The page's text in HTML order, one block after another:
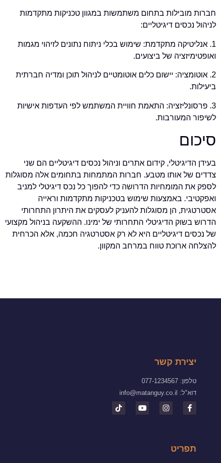
חברות מובילות בתחום משתמשות במגוון טכניקות מתקדמות
לניהול נכסים דיגיטליים:
1. אנליטיקה מתקדמת: שימוש בכלי ניתוח נתונים לזיהוי מגמות
ואופטימיזציה של ביצועים.
2. אוטומציה: יישום כלים אוטומטיים לניהול תוכן ומדיה חברתית
ביעילות.
3. פרסונליזציה: התאמת חוויית המשתמש לפי העדפות אישיות
לשיפור המעורבות.
סיכום
בעידן הדיגיטלי, קידום אתרים וניהול נכסים דיגיטליים הם שני
צדדים של אותו מטבע. חברות המתמחות בתחומים אלה מסוגלות
לספק את המומחיות הדרושה כדי להפוך כל נכס דיגיטלי למניב
ואפקטיבי. באמצעות שימוש בטכניקות מתקדמות וראייה
אסטרטגית, הן מסוגלות להעניק לעסקים את היתרון התחרותי
הדרוש בשוק הדיגיטלי התחרותי של ימינו. ההשקעה בניהול מקצועי
של נכסים דיגיטליים היא לא רק אסטרטגיה חכמה, אלא הכרחית
להצלחה ארוכת טווח במרחב המקוון.
יצירת קשר
טלפון: 077-1234567
דוא"ל: info@matanguy.co.il
תפריט